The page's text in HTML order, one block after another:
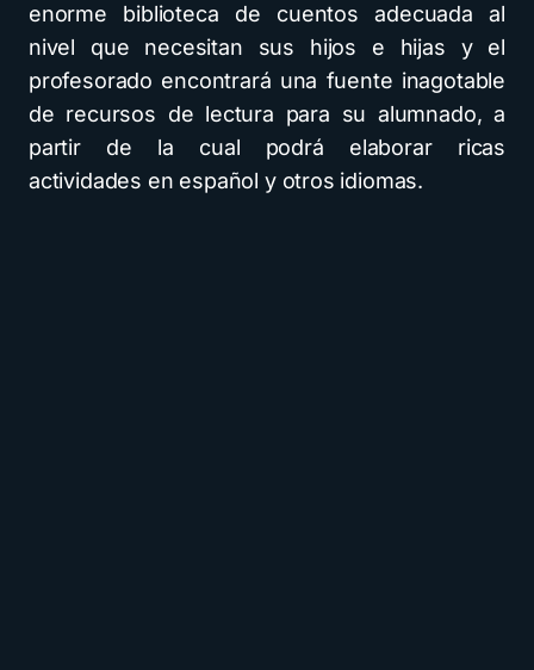
enorme biblioteca de cuentos adecuada al
nivel que necesitan sus hijos e hijas y el
profesorado encontrará una fuente inagotable
de recursos de lectura para su alumnado, a
partir de la cual podrá elaborar ricas
actividades en español y otros idiomas.